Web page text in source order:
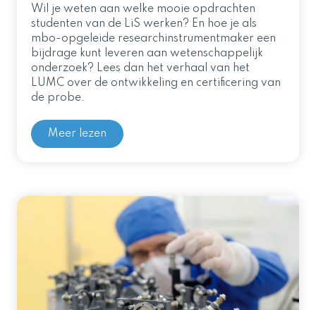
Wil je weten aan welke mooie opdrachten
studenten van de LiS werken? En hoe je als
mbo-opgeleide researchinstrumentmaker een
bijdrage kunt leveren aan wetenschappelijk
onderzoek? Lees dan het verhaal van het
LUMC over de ontwikkeling en certificering van
de probe.
Meer lezen